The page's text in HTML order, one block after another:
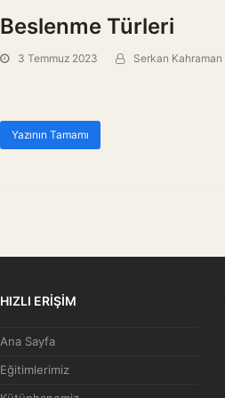
Beslenme Türleri
3 Temmuz 2023 Serkan Kahraman
Yazının Tamamı
HIZLI ERİŞİM
Ana Sayfa
Eğitimlerimiz